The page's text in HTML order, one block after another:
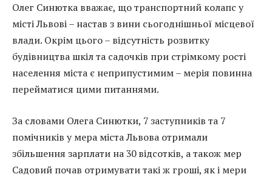
Олег Синютка вважає, що транспортний колапс у
місті Львові – настав з вини сьогоднішньої місцевої
влади. Окрім цього – відсутність розвитку
будівництва шкіл та садочків при стрімкому рості
населення міста є неприпустимим – мерія повинна
перейматися цими питаннями.
За словами Олега Синютки, 7 заступників та 7
помічників у мера міста Львова отримали
збільшення зарплати на 30 відсотків, а також мер
Садовий почав отримувати такі ж гроші, як і мери